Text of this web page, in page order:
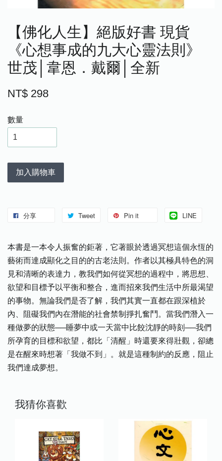
【佛化人生】絕版好書 現貨
《心想事成的九大心靈法則》
世茂│韋恩．戴爾│全新
NT$ 298
數量
加入購物車
分享 Tweet Pin it LINE
本書是一本令人振奮的鉅著，它著眼於透過冥想這個永恆的
藝術而達成顯化之目的的古老法則。作者以其極具特色的洞
見和清晰的表達力，教我們如何從冥想的過程中，將思想、
欲望和目標予以平衡和整合，進而招來我們生活中所最渴望
的事物。無論我們是否了解，我們其實一直都在跟深植於
內、阻礙我們內在潛能的社會禁制掙扎奮鬥。當我們潛入一
種做夢的狀態──睡夢中或一天當中比餃沈靜的時刻──我們
所孕育的目標和欲望，都比「清醒」時還要來得壯觀，卻總
是在醒來時想著「我做不到」。就是這種制約的反應，阻止
我們達成夢想。
我猜你喜歡